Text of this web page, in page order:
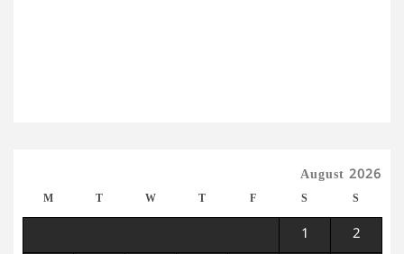
August 2026
M T W T F S S
1 2